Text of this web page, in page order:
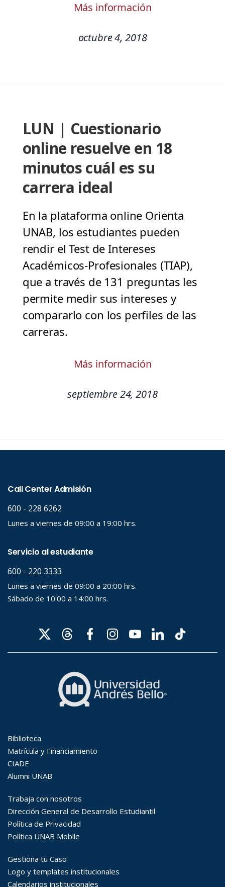
Más información
octubre 4, 2018
LUN | Cuestionario
online resuelve en 18
minutos cuál es su
carrera ideal
En la plataforma online Orienta
UNAB, los estudiantes pueden
rendir el Test de Intereses
Académicos-Profesionales (TIAP),
que a través de 131 preguntas les
permite medir sus intereses y
compararlo con los perfiles de las
carreras.
Más información
septiembre 24, 2018